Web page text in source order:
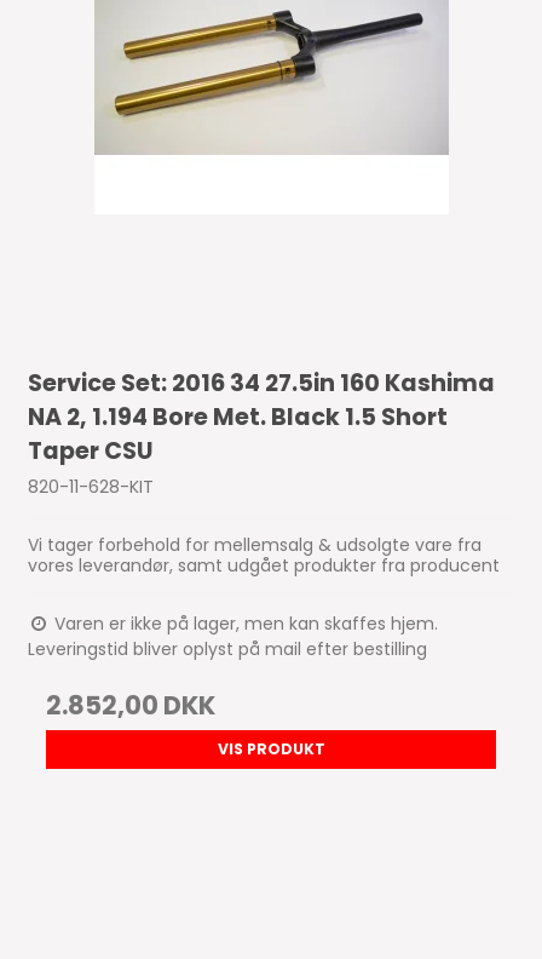
Service Set: 2016 34 27.5in 160 Kashima
NA 2, 1.194 Bore Met. Black 1.5 Short
Taper CSU
820-11-628-KIT
Vi tager forbehold for mellemsalg & udsolgte vare fra
vores leverandør, samt udgået produkter fra producent
Varen er ikke på lager, men kan skaffes hjem.
Leveringstid bliver oplyst på mail efter bestilling
2.852,00 DKK
VIS PRODUKT